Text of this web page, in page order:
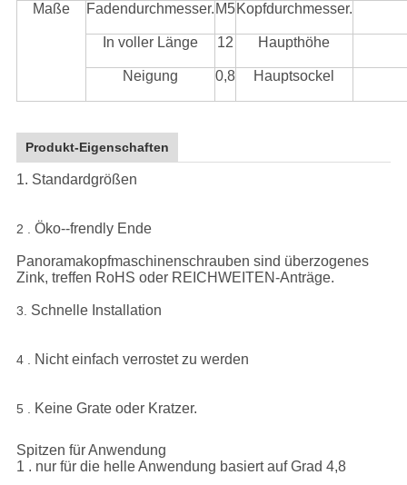
Maße Fadendurchmesser. M5Kopfdurchmesser.
In voller Länge 12 Haupthöhe
Neigung 0,8 Hauptsockel
Produkt-Eigenschaften
1. Standardgrößen
2 . Öko--frendly Ende
Panoramakopfmaschinenschrauben sind überzogenes
Zink, treffen RoHS oder REICHWEITEN-Anträge.
3. Schnelle Installation
4 . Nicht einfach verrostet zu werden
5 . Keine Grate oder Kratzer.
Spitzen für Anwendung
1 . nur für die helle Anwendung basiert auf Grad 4,8